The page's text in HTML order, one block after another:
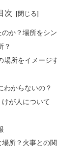
次
か？場所をシ
？
場所をイメージ
わからないの？
が人について
所？火事との